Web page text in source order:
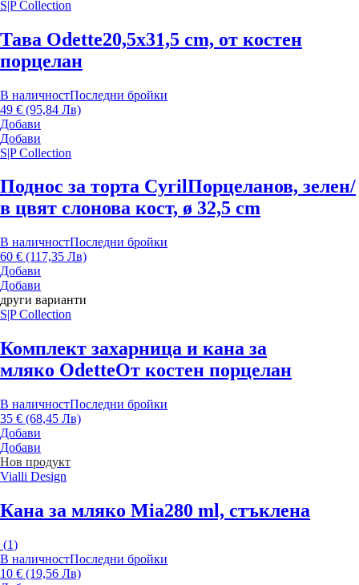
S|P Collection
Тава Odette20,5x31,5 cm, от костен
порцелан
В наличностПоследни бройки
49 € (95,84 Лв)
Добави
Добави
S|P Collection
Поднос за торта CyrilПорцеланов, зелен/
в цвят слонова кост, ø 32,5 cm
В наличностПоследни бройки
60 € (117,35 Лв)
Добави
Добави
други варианти
S|P Collection
Комплект захарница и кана за
мляко OdetteОт костен порцелан
В наличностПоследни бройки
35 € (68,45 Лв)
Добави
Добави
Нов продукт
Vialli Design
Кана за мляко Mia280 ml, стъклена
(1)
В наличностПоследни бройки
10 € (19,56 Лв)